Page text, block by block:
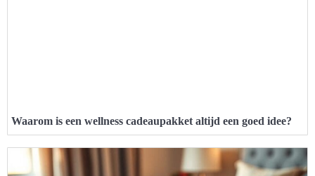
Waarom is een wellness cadeaupakket altijd een goed idee?